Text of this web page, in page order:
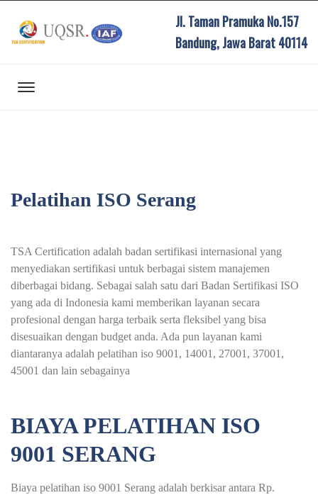
Jl. Taman Pramuka No.157
Bandung, Jawa Barat 40114
Pelatihan ISO Serang
TSA Certification adalah badan sertifikasi internasional yang
menyediakan sertifikasi untuk berbagai sistem manajemen
diberbagai bidang. Sebagai salah satu dari Badan Sertifikasi ISO
yang ada di Indonesia kami memberikan layanan secara
profesional dengan harga terbaik serta fleksibel yang bisa
disesuaikan dengan budget anda. Ada pun layanan kami
diantaranya adalah pelatihan iso 9001, 14001, 27001, 37001,
45001 dan lain sebagainya
BIAYA PELATIHAN ISO
9001 SERANG
Biaya pelatihan iso 9001 Serang adalah berkisar antara Rp.